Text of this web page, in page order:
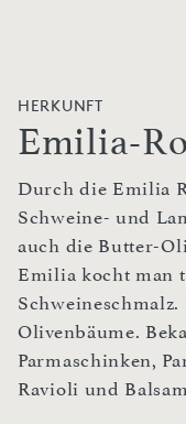
HERKUNFT
Emilia-
Durch die Emilia
Schweine- und
auch die Butter-
Emilia kocht man
Olivenbäume.
Parmaschinken,
Ravioli und